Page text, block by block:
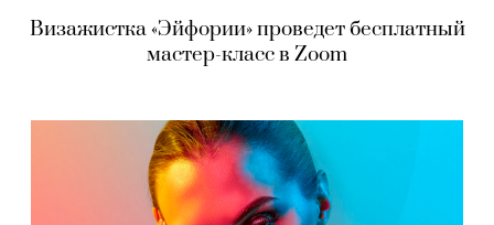
Визажистка «Эйфории» проведет бесплатный
мастер-класс в Zoom